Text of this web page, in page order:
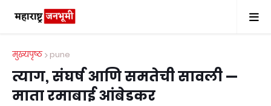
मुख्यपृष्ठ pune
त्याग, संघर्ष आणि समतेची सावली —
माता रमाबाई आंबेडकर